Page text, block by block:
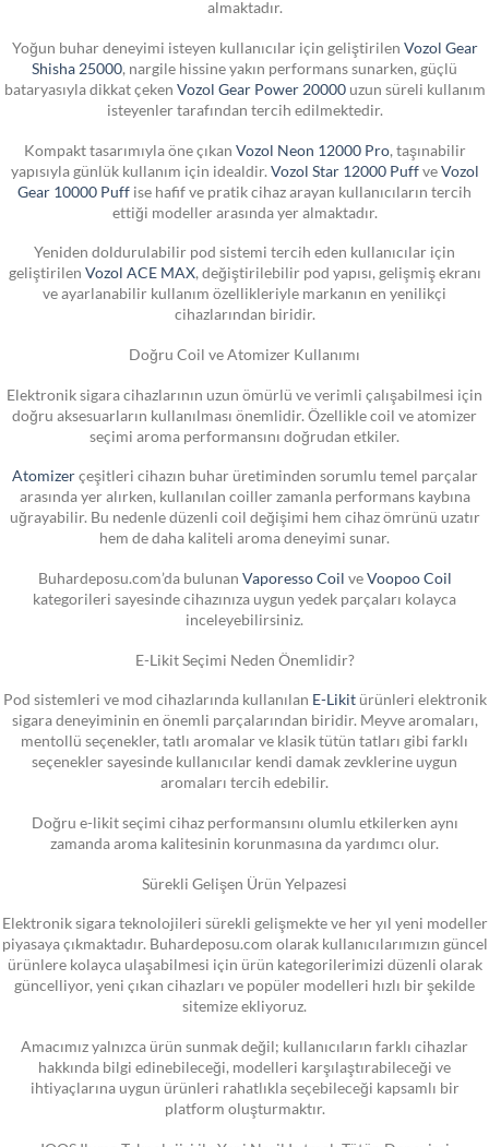
almaktadır.
Yoğun buhar deneyimi isteyen kullanıcılar için geliştirilen Vozol Gear
Shisha 25000 , nargile hissine yakın performans sunarken, güçlü
bataryasıyla dikkat çeken Vozol Gear Power 20000uzun süreli kullanım
isteyenler tarafından tercih edilmektedir.
Kompakt tasarımıyla öne çıkan Vozol Neon 12000 Pro, taşınabilir
yapısıyla günlük kullanım için idealdir. Vozol Star 12000 PuffveVozol
Gear 10000 Puff ise hafif ve pratik cihaz arayan kullanıcıların tercih
ettiği modeller arasında yer almaktadır.
Yeniden doldurulabilir pod sistemi tercih eden kullanıcılar için
geliştirilen Vozol ACE MAX, değiştirilebilir pod yapısı, gelişmiş ekranı
ve ayarlanabilir kullanım özellikleriyle markanın en yenilikçi
cihazlarından biridir.
Doğru Coil ve Atomizer Kullanımı
Elektronik sigara cihazlarının uzun ömürlü ve verimli çalışabilmesi için
doğru aksesuarların kullanılması önemlidir. Özellikle coil ve atomizer
seçimi aroma performansını doğrudan etkiler.
Atomizerçeşitleri cihazın buhar üretiminden sorumlu temel parçalar
arasında yer alırken, kullanılan coiller zamanla performans kaybına
uğrayabilir. Bu nedenle düzenli coil değişimi hem cihaz ömrünü uzatır
hem de daha kaliteli aroma deneyimi sunar.
Buhardeposu.com’da bulunan Vaporesso Coil veVoopoo Coil
kategorileri sayesinde cihazınıza uygun yedek parçaları kolayca
inceleyebilirsiniz.
E-Likit Seçimi Neden Önemlidir?
Pod sistemleri ve mod cihazlarında kullanılan E-Likitürünleri elektronik
sigara deneyiminin en önemli parçalarından biridir. Meyve aromaları,
mentollü seçenekler, tatlı aromalar ve klasik tütün tatları gibi farklı
seçenekler sayesinde kullanıcılar kendi damak zevklerine uygun
aromaları tercih edebilir.
Doğru e-likit seçimi cihaz performansını olumlu etkilerken aynı
zamanda aroma kalitesinin korunmasına da yardımcı olur.
Sürekli Gelişen Ürün Yelpazesi
Elektronik sigara teknolojileri sürekli gelişmekte ve her yıl yeni modeller
piyasaya çıkmaktadır. Buhardeposu.com olarak kullanıcılarımızın güncel
ürünlere kolayca ulaşabilmesi için ürün kategorilerimizi düzenli olarak
güncelliyor, yeni çıkan cihazları ve popüler modelleri hızlı bir şekilde
sitemize ekliyoruz.
Amacımız yalnızca ürün sunmak değil; kullanıcıların farklı cihazlar
hakkında bilgi edinebileceği, modelleri karşılaştırabileceği ve
ihtiyaçlarına uygun ürünleri rahatlıkla seçebileceği kapsamlı bir
platform oluşturmaktır.